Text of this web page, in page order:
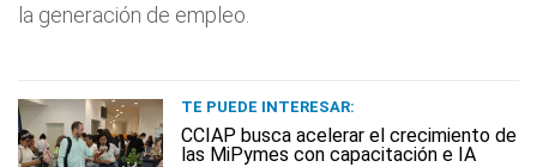
la generación de empleo.
TE PUEDE INTERESAR:
CCIAP busca acelerar el crecimiento de
las MiPymes con capacitación e IA